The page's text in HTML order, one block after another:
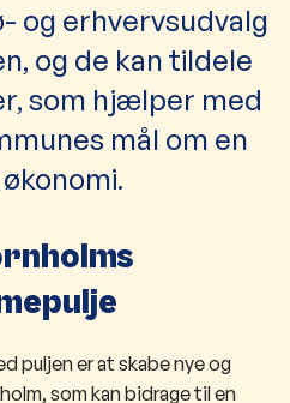
og erhvervsudvalg
og de kan tildele
som hjælper med
mål om en
puljen er at skabe nye og
som kan bidrage til en